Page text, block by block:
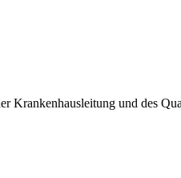
Krankenhausleitung und des